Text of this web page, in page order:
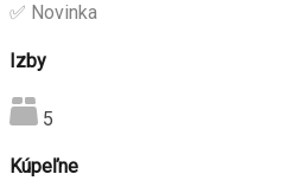
✅ Novinka
Izby
5
Kúpeľne